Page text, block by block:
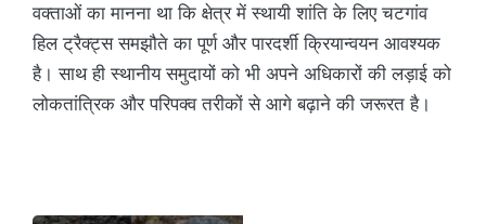
वक्ताओं का मानना था कि क्षेत्र में स्थायी शांति के लिए चटगांव
हिल ट्रैक्ट्स समझौते का पूर्ण और पारदर्शी क्रियान्वयन आवश्यक
है। साथ ही स्थानीय समुदायों को भी अपने अधिकारों की लड़ाई को
लोकतांत्रिक और परिपक्व तरीकों से आगे बढ़ाने की जरूरत है।